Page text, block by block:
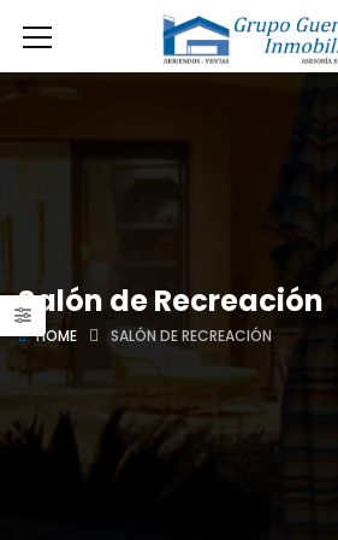
Salón de Recreación
HOME SALÓN DE RECREACIÓN